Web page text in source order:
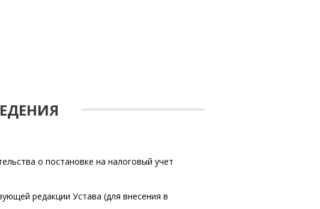
о постановке на налоговый учет
редакции Устава (для внесения в